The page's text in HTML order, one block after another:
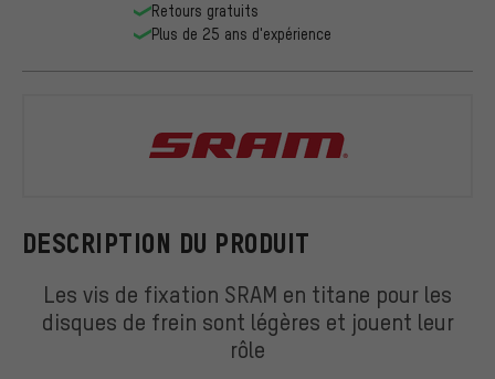
DESCRIPTION DU PRODUIT
Les vis de fixation SRAM en titane pour les
disques de frein sont légères et jouent leur
rôle
Retours gratuits
Plus de 25 ans d'expérience
SRAM